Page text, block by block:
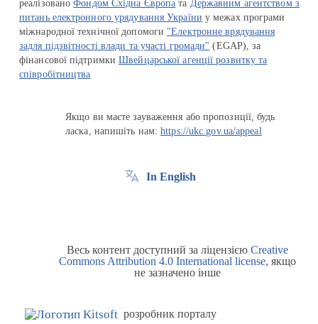
реалізованоФондом Східна Європа та Державним агентством з
питань електронного урядування України у межах програми
міжнародної технічної допомоги "Електронне врядування
задля підзвітності влади та участі громади" (EGAP), за
фінансової підтримкиШвейцарської агенції розвитку та
співробітництва
Якщо ви маєте зауваження або пропозиції, будь
ласка, напишіть нам:https://ukc.gov.ua/appeal
In English
Весь контент доступний за ліцензією Creative
Commons Attribution 4.0 International license, якщо
не зазначено інше
розробник порталу